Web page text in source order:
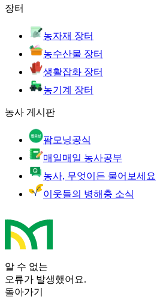
장터
농자재 장터
농수산물 장터
생활잡화 장터
농기계 장터
농사 게시판
팜모닝공식
매일매일 농사공부
농사, 무엇이든 물어보세요
이웃들의 병해충 소식
알 수 없는
오류가 발생했어요.
돌아가기